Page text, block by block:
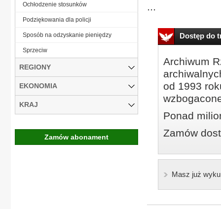
...
Dostęp do
Archiwum
od 1993
Ponad
Zamów
Masz już
Ochłodzenie stosunków
Podziękowania dla policji
Sposób na odzyskanie pieniędzy
Sprzeciw
REGIONY
EKONOMIA
KRAJ
Zamów abonament